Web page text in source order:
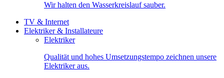
Wir halten den Wasserkreislauf sauber.
TV & Internet
Elektriker & Installateure
Elektriker
Qualität und hohes Umsetzungstempo zeichnen unsere
Elektriker aus.